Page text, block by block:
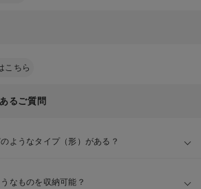
こちら
るご質問
ようなタイプ（形）がある？
なものを収納可能？